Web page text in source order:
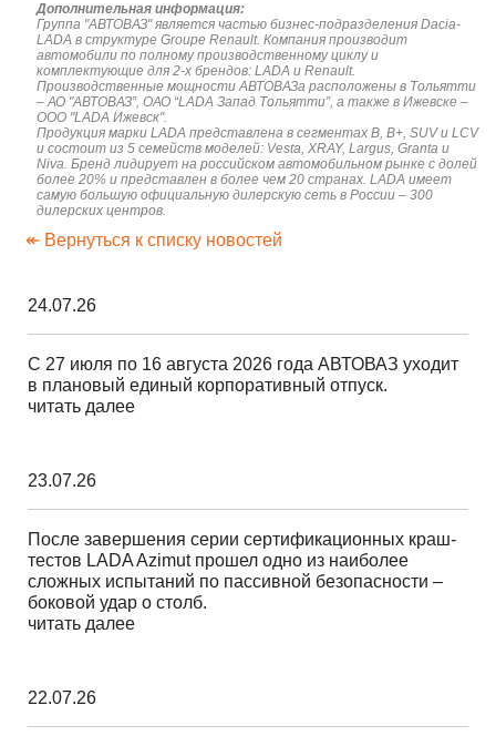
Дополнительная информация:
Группа "АВТОВАЗ" является частью бизнес-подразделения Dacia-
LADA в структуре Groupe Renault. Компания производит
автомобили по полному производственному циклу и
комплектующие для 2-х брендов: LADA и Renault.
Производственные мощности АВТОВАЗа расположены в Тольятти
– АО "АВТОВАЗ”, ОАО “LADA Запад Тольятти”, а также в Ижевске –
ООО "LADA Ижевск".
Продукция марки LADA представлена в сегментах В, B+, SUV и LCV
и состоит из 5 семейств моделей: Vesta, XRAY, Largus, Granta и
Niva. Бренд лидирует на российском автомобильном рынке с долей
более 20% и представлен в более чем 20 странах. LADA имеет
самую большую официальную дилерскую сеть в России – 300
дилерских центров.
↞ Вернуться к списку новостей
24.07.26
С 27 июля по 16 августа 2026 года АВТОВАЗ уходит
в плановый единый корпоративный отпуск.
читать далее
23.07.26
После завершения серии сертификационных краш-
тестов LADA Azimut прошел одно из наиболее
сложных испытаний по пассивной безопасности –
боковой удар о столб.
читать далее
22.07.26